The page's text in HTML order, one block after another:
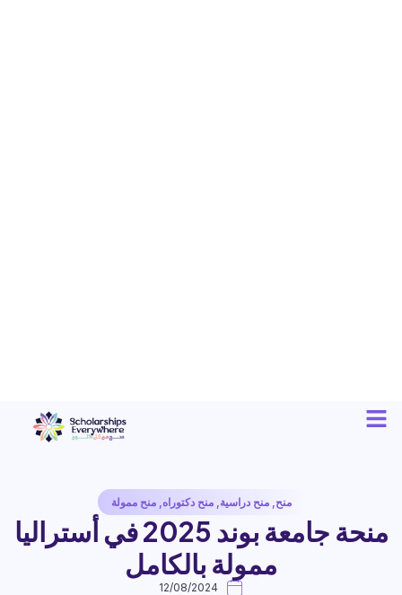
منح,منح دراسية,منح دكتوراه,منح ممولة
منحة جامعة بوند 2025 في أستراليا
ممولة بالكامل
12/08/2024